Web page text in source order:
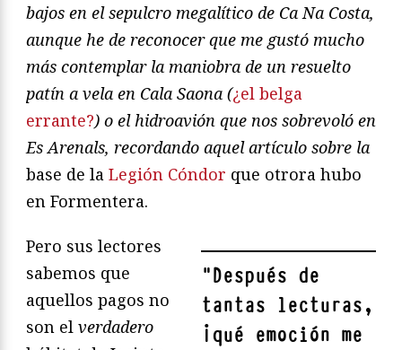
bajos en el sepulcro megalítico de Ca Na Costa,
aunque he de reconocer que me gustó mucho
más contemplar la maniobra de un resuelto
patín a vela en Cala Saona (¿el belga
errante?) o el hidroavión que nos sobrevoló en
Es Arenals, recordando aquel artículo sobre la
base de la Legión Cóndor que otrora hubo
en Formentera.
"Después de
tantas lecturas,
¡qué emoción me
Pero sus lectores
sabemos que
aquellos pagos no
son el verdadero